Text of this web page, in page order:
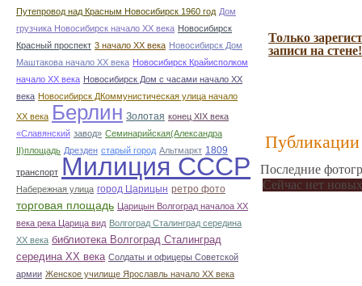
Путепровод над Красным Новосибирск 1960 год Дом
грузчика Новосибирск начало ХХ века Новосибирск
Красный проспект 3 начало ХХ века Новосибирск Дом
Маштакова начало ХХ века Новосибирск Крайисполком
начало ХХ века Новосибирск Дом с часами начало ХХ
века Новосибирск ДКоммунистическая улица начало
ХХ века Берлин Золотая конец ХІХ века
«Славянский завод» Семинарийская(Александра
II)площадь Дрезден старый город Альтмаркт 1809
транспорт Милиция СССР
Набережная улица город Царицын ретро фото
торговая площадь Царицын Волгоград началоа ХХ
века река Царица вид Волгоград Сталинград середина
ХХ века библиотека Волгоград Сталинград
середина ХХ века Солдаты и офицеры Советской
армии Женское училище Ярославль начало ХХ века
Только
записи на стене!
Публикации
Последние
Сейчас нет